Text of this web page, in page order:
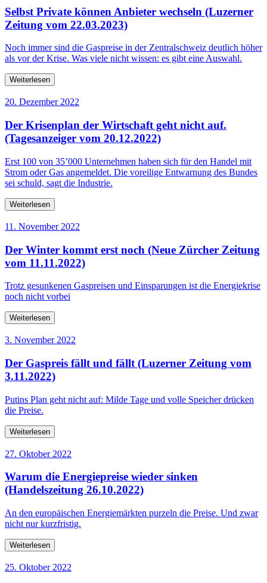
Selbst Private können Anbieter wechseln (Luzerner
Zeitung vom 22.03.2023)
Noch immer sind die Gaspreise in der Zentralschweiz deutlich höher
als vor der Krise. Was viele nicht wissen: es gibt eine Auswahl.
Weiterlesen
20. Dezember 2022
Der Krisenplan der Wirtschaft geht nicht auf.
(Tagesanzeiger vom 20.12.2022)
Erst 100 von 35’000 Unternehmen haben sich für den Handel mit
Strom oder Gas angemeldet. Die voreilige Entwarnung des Bundes
sei schuld, sagt die Industrie.
Weiterlesen
11. November 2022
Der Winter kommt erst noch (Neue Zürcher Zeitung
vom 11.11.2022)
Trotz gesunkenen Gaspreisen und Einsparungen ist die Energiekrise
noch nicht vorbei
Weiterlesen
3. November 2022
Der Gaspreis fällt und fällt (Luzerner Zeitung vom
3.11.2022)
Putins Plan geht nicht auf: Milde Tage und volle Speicher drücken
die Preise.
Weiterlesen
27. Oktober 2022
Warum die Energiepreise wieder sinken
(Handelszeitung 26.10.2022)
An den europäischen Energiemärkten purzeln die Preise. Und zwar
nicht nur kurzfristig.
Weiterlesen
25. Oktober 2022